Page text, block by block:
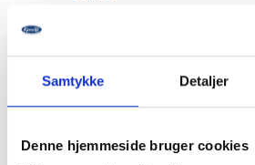
Samtykke Detaljer
Denne hjemmeside bruger cookies
Elev
Knoglefødder
Kundeservice
Kalibrering af biothesiometer